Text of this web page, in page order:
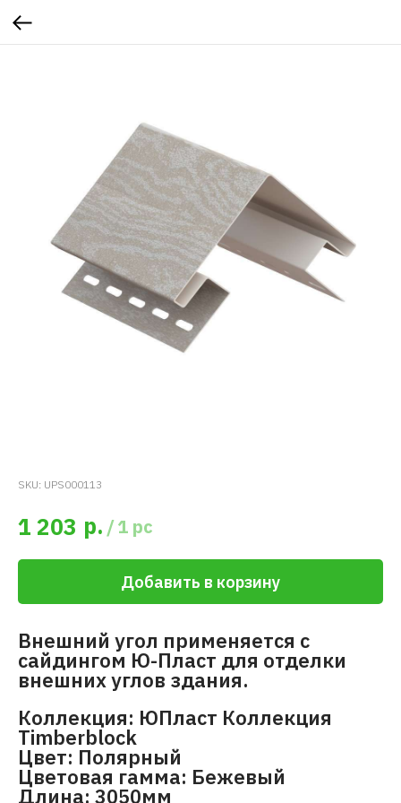
SKU: UPS000113
1 203 р. /1 pc
Добавить в корзину
Внешний угол применяется с
сайдингом Ю-Пласт для отделки
внешних углов здания.
Коллекция: ЮПласт Коллекция
Timberblock
Цвет: Полярный
Цветовая гамма: Бежевый
Длина: 3050мм